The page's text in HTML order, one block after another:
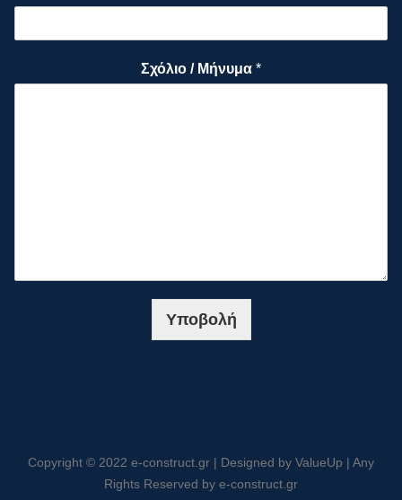
Σχόλιο / Μήνυμα *
Υποβολή
Copyright © 2022 e-construct.gr | Designed by ValueUp | Any
Rights Reserved by e-construct.gr